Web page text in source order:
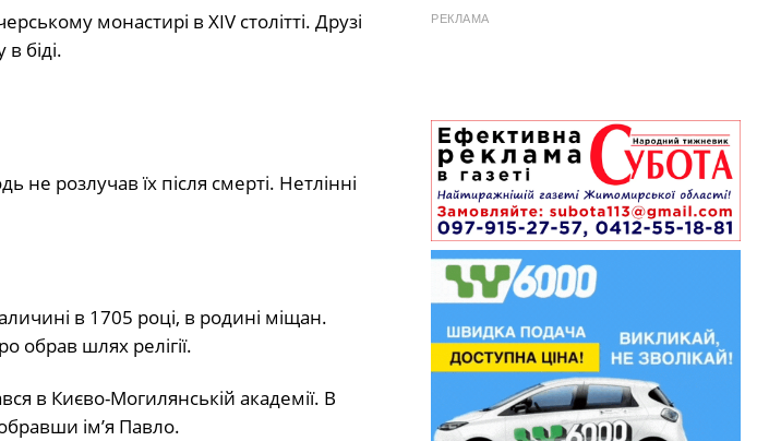
монастирі в XIV столітті. Друзі
біді.
не розлучав їх після смерті. Нетлінні
в 1705 році, в родині міщан.
обрав шлях релігії.
в Києво-Могилянській академії. В
ім’я Павло.
РЕКЛАМА